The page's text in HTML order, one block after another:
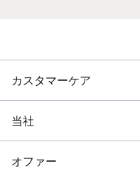
カスタマーケア
当社
オファー